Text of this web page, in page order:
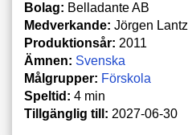
Bolag: Belladante AB
Medverkande: Jörgen Lantz
Produktionsår: 2011
Ämnen: Svenska
Målgrupper: Förskola
Speltid: 4 min
Tillgänglig till: 2027-06-30